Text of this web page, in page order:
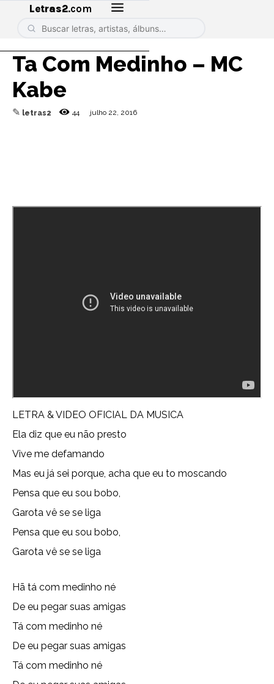
Letras2.com
Ta Com Medinho – MC
Kabe
✎ letras2 44 julho 22, 2016
LETRA & VIDEO OFICIAL DA MUSICA
Ela diz que eu não presto
Vive me defamando
Mas eu já sei porque, acha que eu to moscando
Pensa que eu sou bobo,
Garota vê se se liga
Pensa que eu sou bobo,
Garota vê se se liga
Hã tá com medinho né
De eu pegar suas amigas
Tá com medinho né
De eu pegar suas amigas
Tá com medinho né